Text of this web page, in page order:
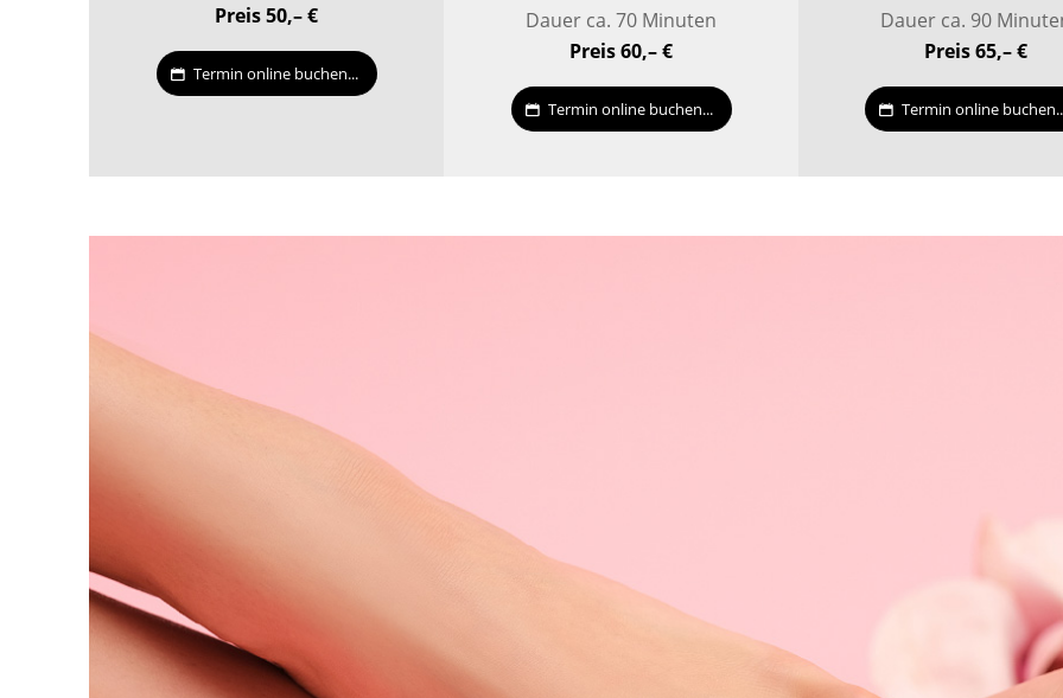
Preis 50,– €
Termin online buchen...
Dauer ca. 70 Minuten
Preis 60,– €
Termin online buchen...
Dauer ca. 90
Preis 65,– €
Termin online